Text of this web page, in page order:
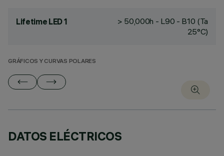
Lifetime LED 1
> 50,000h - L90 - B10 (Ta
25°C)
GRÁFICOS Y CURVAS POLARES
DATOS ELÉCTRICOS